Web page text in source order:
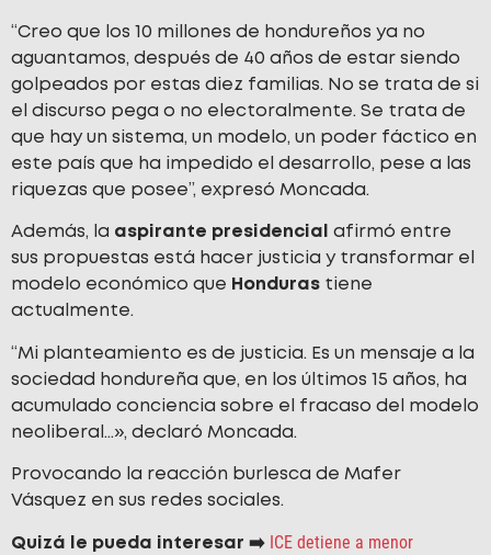
“Creo que los 10 millones de hondureños ya no
aguantamos, después de 40 años de estar siendo
golpeados por estas diez familias. No se trata de si
el discurso pega o no electoralmente. Se trata de
que hay un sistema, un modelo, un poder fáctico en
este país que ha impedido el desarrollo, pese a las
riquezas que posee”, expresó Moncada.
Además, la aspirante presidencial
afirmó entre
sus propuestas está hacer justicia y transformar el
modelo económico que Honduras tiene
actualmente.
“Mi planteamiento es de justicia. Es un mensaje a la
sociedad hondureña que, en los últimos 15 años, ha
acumulado conciencia sobre el fracaso del modelo
neoliberal…», declaró Moncada.
Provocando la reacción burlesca de Mafer
Vásquez en sus redes sociales.
Quizá le pueda interesar ➡️ ICE detiene a menor